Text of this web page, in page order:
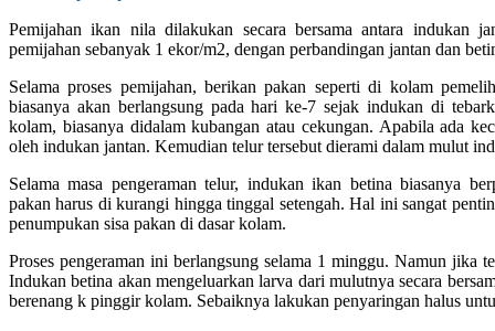
Pemijahan ikan nila dilakukan secara bersama antara indukan
pemijahan sebanyak 1 ekor/m2, dengan perbandingan jantan dan
Selama proses pemijahan, berikan pakan seperti di kolam
biasanya akan berlangsung pada hari ke-7 sejak indukan di
kolam, biasanya didalam kubangan atau cekungan. Apabila ada
oleh indukan jantan. Kemudian telur tersebut dierami dalam mulut
Selama masa pengeraman telur, indukan ikan betina biasanya
pakan harus di kurangi hingga tinggal setengah. Hal ini sangat
penumpukan sisa pakan di dasar kolam.
Proses pengeraman ini berlangsung selama 1 minggu. Namun jika
Indukan betina akan mengeluarkan larva dari mulutnya secara
berenang k pinggir kolam. Sebaiknya lakukan penyaringan halus